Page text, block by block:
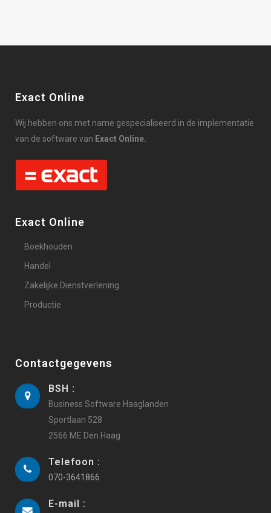
Exact Online
Wij hebben ons met name gespecialiseerd in de implementatie
van de software van Exact Online.
Exact Online
Boekhouden
Handel
Zakelijke Dienstverlening
Productie
Contactgegevens
BSH :
Business Software Haaglanden
Sportlaan 528
2566 ME Den Haag
Telefoon :
070-3641866
E-mail :